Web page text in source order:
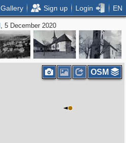
Gallery Sign up Login EN
, 5 December 2020
OSM